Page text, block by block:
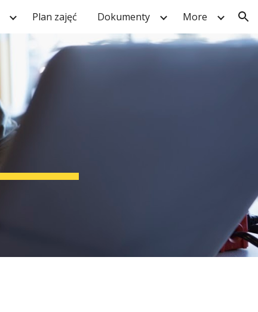
Plan zajęć Dokumenty More